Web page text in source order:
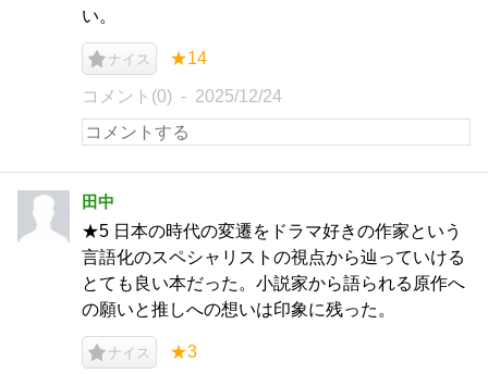
い。
ナイス ★14
コメント(0) 2025/12/24
田中
★5 日本の時代の変遷をドラマ好きの作家という
言語化のスペシャリストの視点から辿っていける
とても良い本だった。小説家から語られる原作へ
の願いと推しへの想いは印象に残った。
ナイス ★3